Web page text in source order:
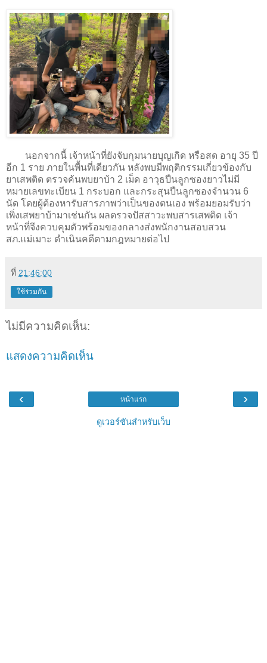
นอกจากนี้ เจ้าหน้าที่ยังจับกุมนายบุญเกิด หรือสด อายุ 35 ปี
อีก 1 ราย ภายในพื้นที่เดียวกัน หลังพบมีพฤติกรรมเกี่ยวข้องกับ
ยาเสพติด ตรวจค้นพบยาบ้า 2 เม็ด อาวุธปืนลูกซองยาวไม่มี
หมายเลขทะเบียน 1 กระบอก และกระสุนปืนลูกซองจำนวน 6
นัด โดยผู้ต้องหารับสารภาพว่าเป็นของตนเอง พร้อมยอมรับว่า
เพิ่งเสพยาบ้ามาเช่นกัน ผลตรวจปัสสาวะพบสารเสพติด เจ้า
หน้าที่จึงควบคุมตัวพร้อมของกลางส่งพนักงานสอบสวน
สภ.แม่เมาะ ดำเนินคดีตามกฎหมายต่อไป
ที่ 21:46:00
ใช้ร่วมกัน
ไม่มีความคิดเห็น:
แสดงความคิดเห็น
‹ ›
หน้าแรก
ดูเวอร์ชันสำหรับเว็บ